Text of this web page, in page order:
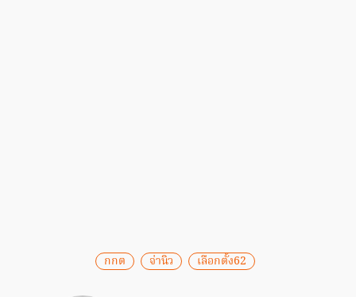
กกต จ่านิว เลือกตั้ง62